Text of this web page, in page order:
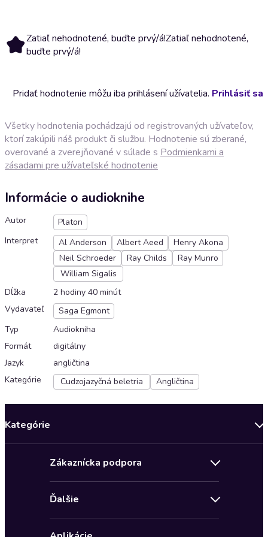
Zatiaľ nehodnotené, buďte prvý/á!Zatiaľ nehodnotené,
buďte prvý/á!
Pridať hodnotenie môžu iba prihlásení užívatelia. Prihlásiť sa
Všetky hodnotenia pochádzajú od registrovaných užívateľov,
ktorí zakúpili náš produkt či službu. Hodnotenie sú zberané,
overované a zverejňované v súlade s Podmienkami a
zásadami pre užívateľské hodnotenie
Informácie o audioknihe
Autor
Platon
Interpret
Al Anderson Albert Aeed
Henry Akona
Neil Schroeder
Ray Childs
Ray Munro
William Sigalis
Dĺžka
2 hodiny 40 minút
Vydavateľ
Saga Egmont
Typ
Audiokniha
Formát
digitálny
Jazyk
angličtina
Kategórie
Cudzojazyčná beletria Angličtina
Kategórie
Fantasy a sci-fi
Zákaznícka podpora
Kontakt a pomocník
Ďalšie